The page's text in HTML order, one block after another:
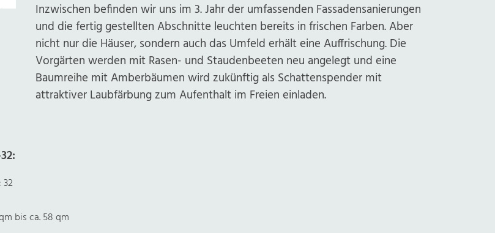
Inzwischen befinden wir uns im 3. Jahr der umfassenden Fassadensanierungen
und die fertig gestellten Abschnitte leuchten bereits in frischen Farben. Aber
nicht nur die Häuser, sondern auch das Umfeld erhält eine Auffrischung. Die
Vorgärten werden mit Rasen- und Staudenbeeten neu angelegt und eine
Baumreihe mit Amberbäumen wird zukünftig als Schattenspender mit
attraktiver Laubfärbung zum Aufenthalt im Freien einladen.
32
bis ca. 58 qm